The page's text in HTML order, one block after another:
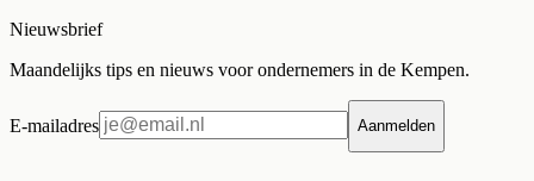
Nieuwsbrief
Maandelijks tips en nieuws voor ondernemers in de Kempen.
E-mailadres Aanmelden